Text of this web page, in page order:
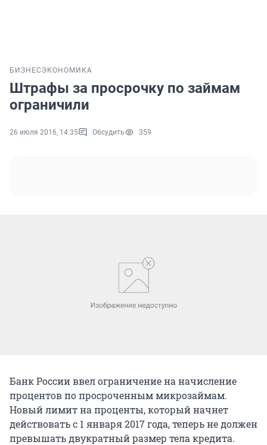
БИЗНЕС ЭКОНОМИКА
Штрафы за просрочку по займам
ограничили
26 июля 2016, 14:35 Обсудить 359
Банк России ввел ограничение на начисление
процентов по просроченным микрозаймам.
Новый лимит на проценты, который начнет
действовать с 1 января 2017 года, теперь не должен
превышать двукратный размер тела кредита.